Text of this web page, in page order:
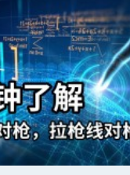
少量拾取。
险。